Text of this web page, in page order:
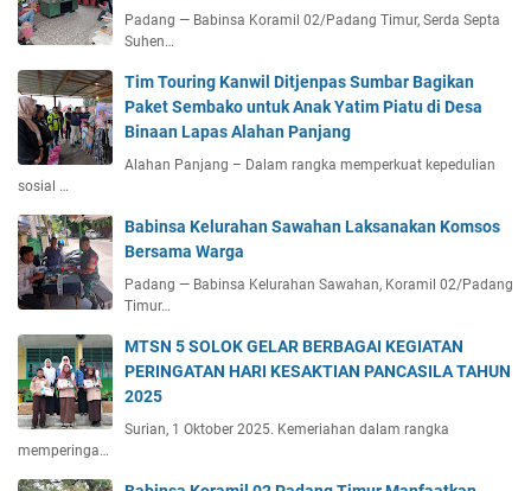
Padang — Babinsa Koramil 02/Padang Timur, Serda Septa
Suhen…
Tim Touring Kanwil Ditjenpas Sumbar Bagikan
Paket Sembako untuk Anak Yatim Piatu di Desa
Binaan Lapas Alahan Panjang
Alahan Panjang – Dalam rangka memperkuat kepedulian
sosial …
Babinsa Kelurahan Sawahan Laksanakan Komsos
Bersama Warga
Padang — Babinsa Kelurahan Sawahan, Koramil 02/Padang
Timur…
MTSN 5 SOLOK GELAR BERBAGAI KEGIATAN
PERINGATAN HARI KESAKTIAN PANCASILA TAHUN
2025
Surian, 1 Oktober 2025. Kemeriahan dalam rangka
memperinga…